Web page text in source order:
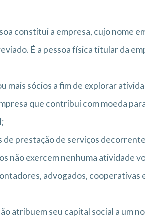
constitui a empresa, cujo nome
É a pessoa física titular da
mais sócios a fim de explorar
que contribui com moeda
de prestação de serviços
não exercem nenhuma atividade
advogados, cooperativas
atribuem seu capital social a um